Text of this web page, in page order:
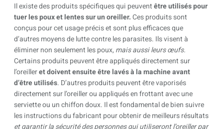
Il existe des produits spécifiques qui peuventêtre utilisés pour
tuer les poux et lentes sur un oreiller.Ces produits sont
conçus pour cet usage précis et sont plus efficaces que
d’autres moyens de lutte contre les parasites. Ils visent à
éliminer non seulement les poux, mais aussi leurs œufs.
Certains produits peuvent être appliqués directement sur
l’oreilleret doivent ensuite être lavés à la machine avant
d’être utilisés. D’autres produits peuvent être vaporisés
directement sur l’oreiller ou appliqués en frottant avec une
serviette ou un chiffon doux. Il est fondamental de bien suivre
les instructions du fabricant pour obtenir de meilleurs résultats
et garantir la sécurité des personnes qui utiliseront l’oreiller par